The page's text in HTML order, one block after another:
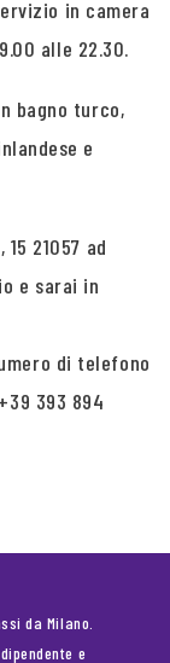
in camera
alle 22.30.
bagno turco,
e
21057 ad
e sarai in
di telefono
393 894
da Milano.
e